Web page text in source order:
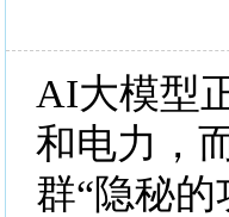
AI大模型
和电力，
群“隐秘